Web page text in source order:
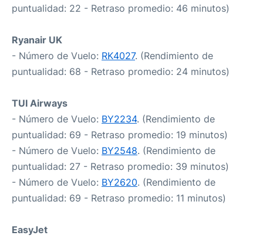
puntualidad: 22 - Retraso promedio: 46 minutos)
Ryanair UK
- Número de Vuelo: RK4027. (Rendimiento de
puntualidad: 68 - Retraso promedio: 24 minutos)
TUI Airways
- Número de Vuelo: BY2234. (Rendimiento de
puntualidad: 69 - Retraso promedio: 19 minutos)
- Número de Vuelo: BY2548. (Rendimiento de
puntualidad: 27 - Retraso promedio: 39 minutos)
- Número de Vuelo: BY2620. (Rendimiento de
puntualidad: 69 - Retraso promedio: 11 minutos)
EasyJet